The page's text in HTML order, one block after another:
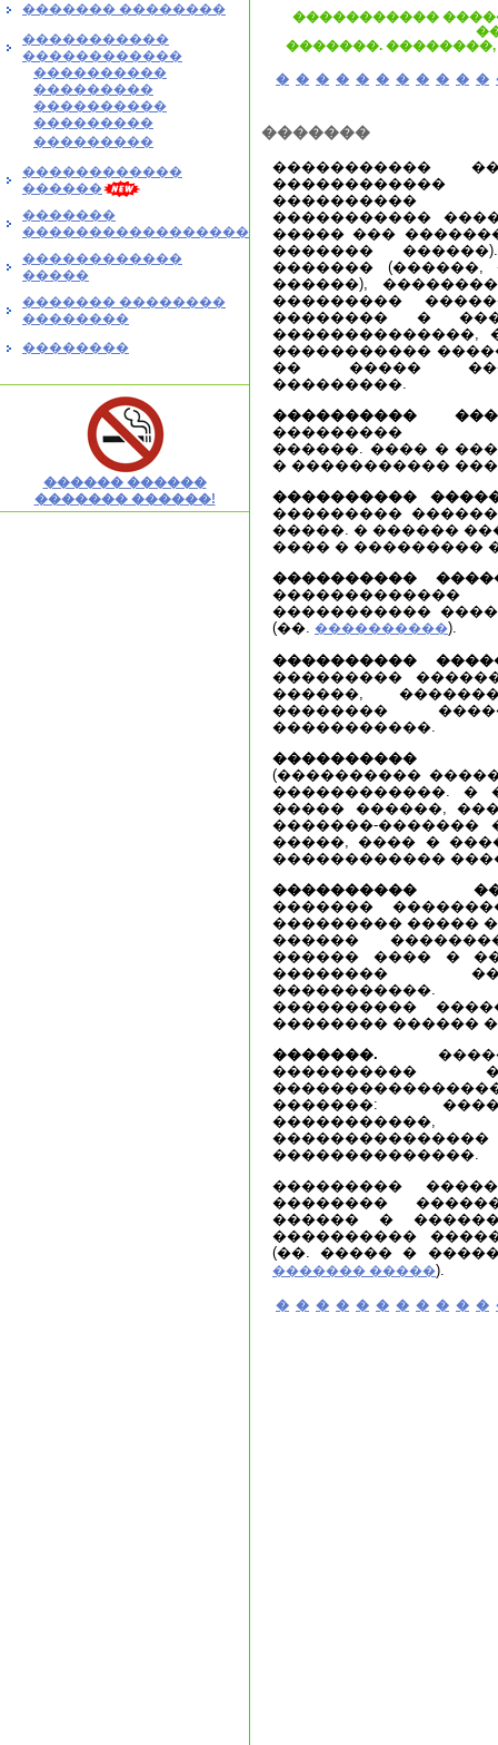
������� ��������
�����������
������������
����������
���������
����������
���������
���������
������������
������
�������
�����������������
������������
�����
������� ��������
��������
��������
������ ������
������� ������!
�����������
�������.
� � � � � � � � � � �
�������
�����������
����������
�����������
����� ���
�������
������� (������,
������),
���������
�������� �
��������������,
�����������
�� �����
���������.
����������
���������
������. ���� �
� �����������
����������
���������
�����. � ������
���� � ���������
����������
�����������
(��. ����������).
����������
���������
������,
��������
�����������.
����������
(����������
������������. �
����� ������,
�������-�������
�����, ���� �
������������
����������
�������
��������� �����
������
������ ���� �
��������
�����������.
����������
�������� ������
�������.
����������
�������:
�����������,
��������������.
���������
��������
������ �
����������
(��. ����� �
������� �����).
� � � � � � � � � � �